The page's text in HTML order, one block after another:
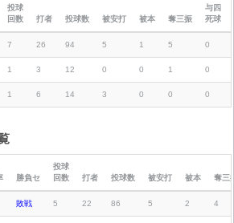
投球
回数
打者 投球数 被安打 被本 奪三振
与四
死球
7 26 94 5 1 5 0
1 3 12 0 0 1 0
1 6 14 3 0 0 0
勝負セ
投球
回数
打者 投球数 被安打 被本 奪三
敗戦 5 22 86 5 2 4